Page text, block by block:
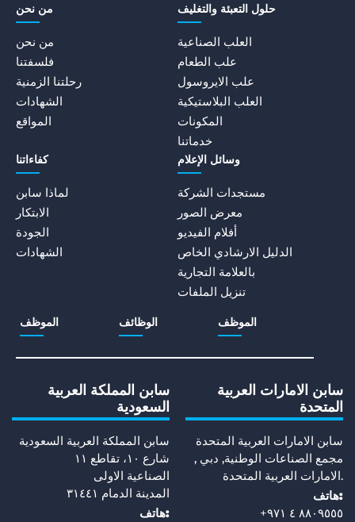
من نحن
من نحن
فلسفتنا
رحلتنا الزمنية
الشهادات
المواقع
حلول التعبئة والتغليف
العلب الصناعية
علب الطعام
علب الايروسول
العلب البلاستيكية
المكونات
خدماتنا
كفاءاتنا
لماذا سابن
الابتكار
الجودة
الشهادات
وسائل الإعلام
مستجدات الشركة
معرض الصور
أفلام الفيديو
الدليل الارشادي الخاص
بالعلامة التجارية
تنزيل الملفات
الموظف الوظائف الموظف
سابن المملكة العربية
السعودية
سابن المملكة العربية السعودية
شارع ١٠، تقاطع ١١
الصناعية الاولى
المدينة الدمام ٣١٤٤١
هاتف:
سابن الامارات العربية
المتحدة
سابن الامارات العربية المتحدة
مجمع الصناعات الوطنية, دبي ,
الامارات العربية المتحدة.
هاتف:
+٨٨٠٩٥٥٥ ٤ ٩٧١